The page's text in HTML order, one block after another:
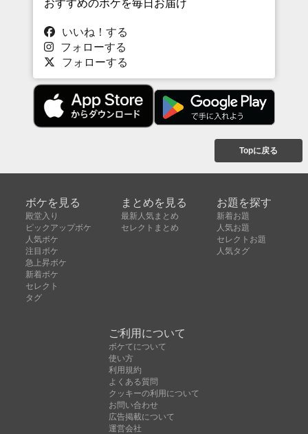
いいね！する
フォローする
フォローする
Topに戻る
ボケを見る
殿堂入り
ピックアップボケ
人気ボケ
注目ボケ
急上昇ボケ
新着ボケ
セレクト
タグ
まとめを見る
最新人気まとめ
セレクトまとめ
お題を探す
新着お題
人気お題
セレクトお題
人気タグ
ご利用について
ボケてについて
使い方
利用規約
よくある質問
クッキーの利用について
お問い合わせ
広告掲載について
運営会社